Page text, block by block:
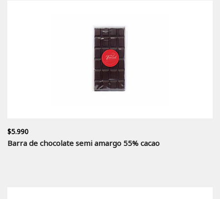
$5.990
Barra de chocolate semi amargo 55% cacao